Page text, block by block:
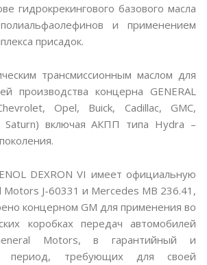
гидрокрекингового базового масла
и применением
присадок.
трансмиссионным маслом для
производства концерна GENERAL
Opel, Buick, Cadillac, GMC,
Saturn) включая АКПП типа Hydra –
DEXRON VI имеет официальную
J-60331 и Mercedes MB 236.41,
концерном GM для применения во
коробках передач автомобилей
Motors, в гарантийный и
период, требующих для своей